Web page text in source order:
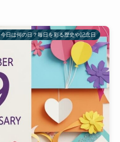
今日は何の日？毎日を彩る歴史や記念日